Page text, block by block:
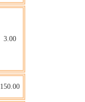
3.00
150.00